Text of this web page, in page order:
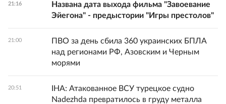
21:16
Названа дата выхода фильма "Завоевание
Эйегона" - предыстории "Игры престолов"
21:00
ПВО за день сбила 360 украинских БПЛА
над регионами РФ, Азовским и Черным
морями
20:51
IHA: Атакованное ВСУ турецкое судно
Nadezhda превратилось в груду металла